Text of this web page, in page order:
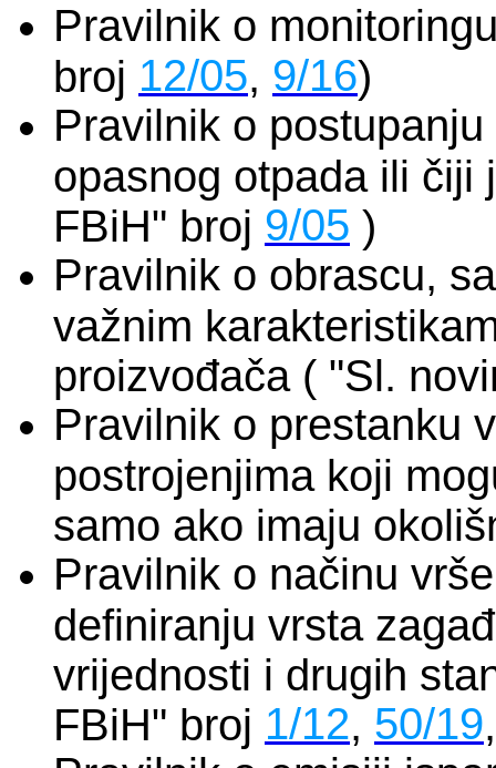
Pravilnik o
broj 12/05, 9/16)
Pravilnik o
opasnog otpada ili čiji
FBiH" broj 9/05 )
Pravilnik o obrascu,
važnim
proizvođača ( "Sl.
Pravilnik o prestanku
postrojenjima koji
samo ako imaju
Pravilnik o načinu
definiranju vrsta
vrijednosti i drugih
FBiH" broj 1/12, 50/19